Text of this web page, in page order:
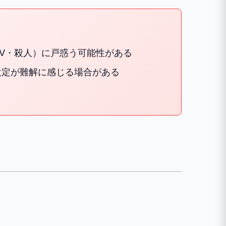
・殺人）に戸惑う可能性がある
が難解に感じる場合がある